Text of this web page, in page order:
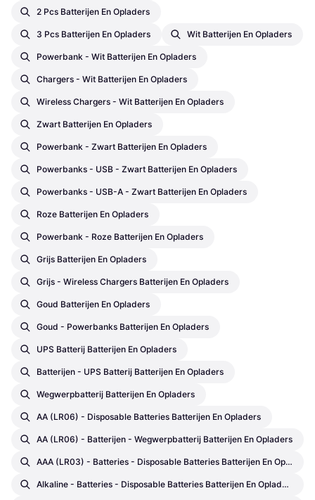
2 Pcs Batterijen En Opladers
3 Pcs Batterijen En Opladers Wit Batterijen En Opladers
Powerbank - Wit Batterijen En Opladers
Chargers - Wit Batterijen En Opladers
Wireless Chargers - Wit Batterijen En Opladers
Zwart Batterijen En Opladers
Powerbank - Zwart Batterijen En Opladers
Powerbanks - USB - Zwart Batterijen En Opladers
Powerbanks - USB-A - Zwart Batterijen En Opladers
Roze Batterijen En Opladers
Powerbank - Roze Batterijen En Opladers
Grijs Batterijen En Opladers
Grijs - Wireless Chargers Batterijen En Opladers
Goud Batterijen En Opladers
Goud - Powerbanks Batterijen En Opladers
UPS Batterij Batterijen En Opladers
Batterijen - UPS Batterij Batterijen En Opladers
Wegwerpbatterij Batterijen En Opladers
AA (LR06) - Disposable Batteries Batterijen En Opladers
AA (LR06) - Batterijen - Wegwerpbatterij Batterijen En Opladers
AAA (LR03) - Batteries - Disposable Batteries Batterijen En Opladers
Alkaline - Batteries - Disposable Batteries Batterijen En Opladers